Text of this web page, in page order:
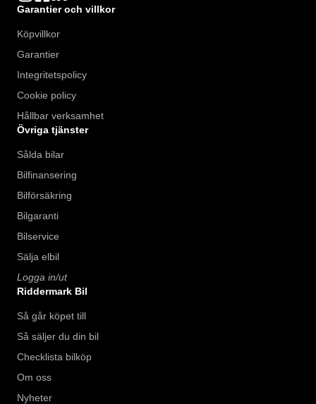
Garantier och villkor
Köpvillkor
Garantier
Integritetspolicy
Cookie policy
Hållbar verksamhet
Övriga tjänster
Sålda bilar
Bilfinansering
Bilförsäkring
Bilgaranti
Bilservice
Sälja elbil
Logga in/ut
Riddermark Bil
Så går köpet till
Så säljer du din bil
Checklista bilköp
Om oss
Nyheter